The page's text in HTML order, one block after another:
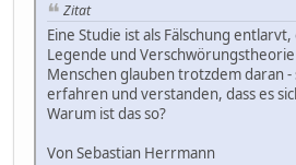
Zitat
Eine Studie ist als Fälschung
Legende und
Menschen glauben trotzdem daran -
erfahren und verstanden, dass es
Warum ist das so?
Von Sebastian Herrmann